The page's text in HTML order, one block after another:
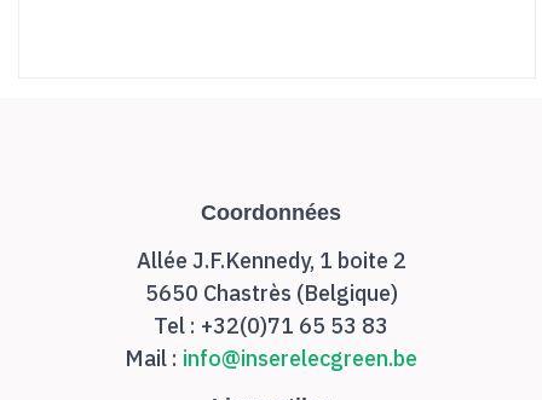
Coordonnées
Allée J.F.Kennedy, 1 boite 2
5650 Chastrès (Belgique)
Tel : +32(0)71 65 53 83
Mail : info@inserelecgreen.be